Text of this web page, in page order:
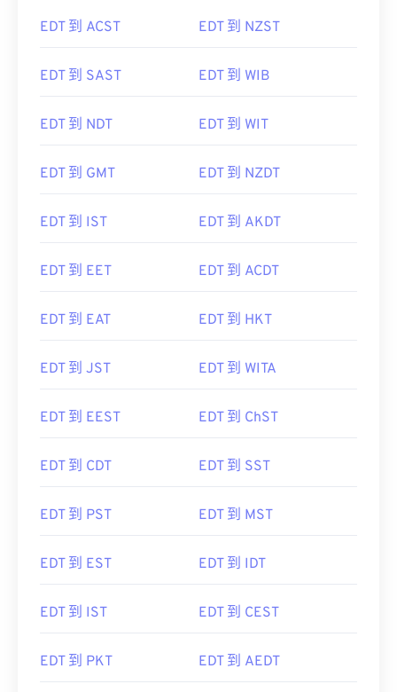
EDT 到 ACST EDT 到 NZST
EDT 到 SAST EDT 到 WIB
EDT 到 NDT EDT 到 WIT
EDT 到 GMT EDT 到 NZDT
EDT 到 IST EDT 到 AKDT
EDT 到 EET EDT 到 ACDT
EDT 到 EAT EDT 到 HKT
EDT 到 JST EDT 到 WITA
EDT 到 EEST EDT 到 ChST
EDT 到 CDT EDT 到 SST
EDT 到 PST EDT 到 MST
EDT 到 EST EDT 到 IDT
EDT 到 IST EDT 到 CEST
EDT 到 PKT EDT 到 AEDT